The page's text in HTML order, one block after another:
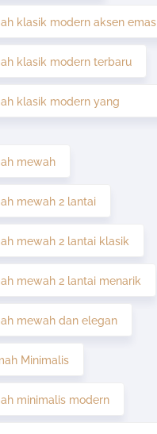
klasik modern aksen emas
klasik modern terbaru
klasik modern yang
mewah
mewah 2 lantai
mewah 2 lantai klasik
mewah 2 lantai menarik
mewah dan elegan
Minimalis
minimalis modern